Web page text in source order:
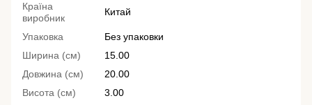
Країна
виробник
Китай
Упаковка
Без упаковки
Ширина (см)
15.00
Довжина (см)
20.00
Висота (см)
3.00